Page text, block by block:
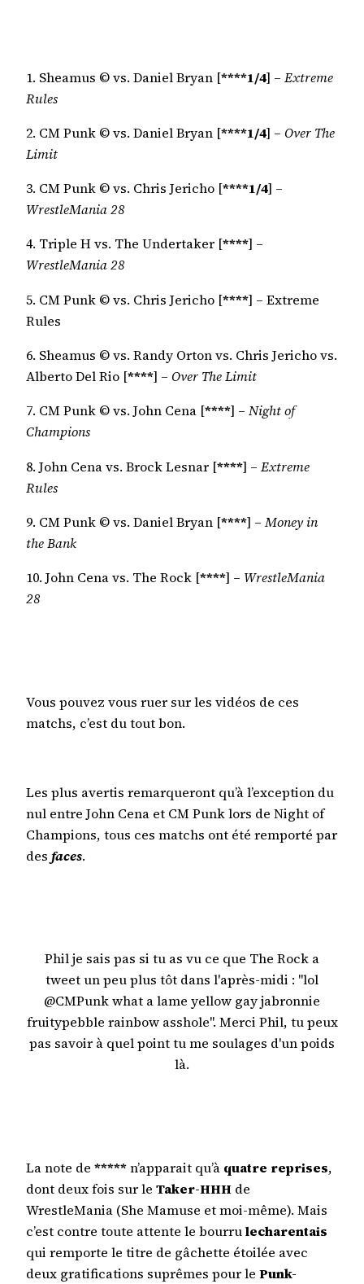
1. Sheamus © vs. Daniel Bryan [****1/4] – Extreme
Rules
2. CM Punk © vs. Daniel Bryan [****1/4] – Over The
Limit
3. CM Punk © vs. Chris Jericho [****1/4] –
WrestleMania 28
4. Triple H vs. The Undertaker [****] –
WrestleMania 28
5. CM Punk © vs. Chris Jericho [****] – Extreme
Rules
6. Sheamus © vs. Randy Orton vs. Chris Jericho vs.
Alberto Del Rio [****] – Over The Limit
7. CM Punk © vs. John Cena [****] – Night of
Champions
8. John Cena vs. Brock Lesnar [****] – Extreme
Rules
9. CM Punk © vs. Daniel Bryan [****] –Money in
the Bank
10. John Cena vs. The Rock [****] – WrestleMania
28
Vous pouvez vous ruer sur les vidéos de ces
matchs, c’est du tout bon.
Les plus avertis remarqueront qu’à l’exception du
nul entre John Cena et CM Punk lors de Night of
Champions, tous ces matchs ont été remporté par
des faces.
Phil je sais pas si tu as vu ce que The Rock a
tweet un peu plus tôt dans l'après-midi : "lol
@CMPunk what a lame yellow gay jabronnie
fruitypebble rainbow asshole". Merci Phil, tu peux
pas savoir à quel point tu me soulages d'un poids
là.
La note de *****n’apparait qu’à quatre reprises,
dont deux fois sur le Taker-HHH de
WrestleMania (She Mamuse et moi-même). Mais
c’est contre toute attente le bourrulecharentais
qui remporte le titre de gâchette étoilée avec
deux gratifications suprêmes pour le Punk-